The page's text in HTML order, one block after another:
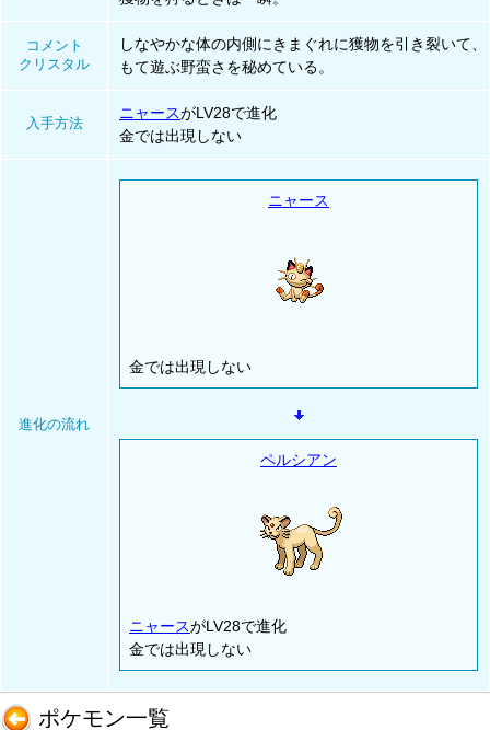
コメント
クリスタル
しなやかな体の内側にきまぐれに獲物を引き裂いて、
もて遊ぶ野蛮さを秘めている。
入手方法
ニャースがLV28で進化
金では出現しない
進化の流れ
ニャース
金では出現しない
ペルシアン
ニャースがLV28で進化
金では出現しない
ポケモン一覧